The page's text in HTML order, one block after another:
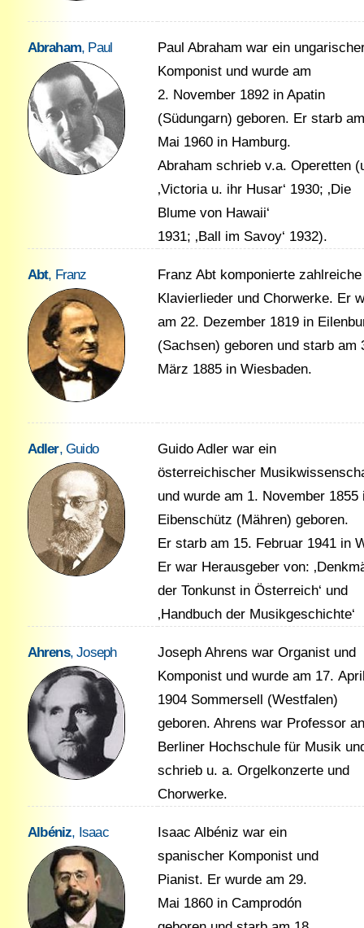
Abraham, Paul
Paul Abraham war ein
Komponist und wurde am
2. November 1892 in Apatin
(Südungarn) geboren. Er starb
Mai 1960 in Hamburg.
Abraham schrieb v.a. Operetten
‚Victoria u. ihr Husar‘ 1930; ‚Die
Blume von Hawaii‘
1931; ‚Ball im Savoy‘ 1932).
Abt, Franz
Franz Abt komponierte zahlreiche
Klavierlieder und Chorwerke. Er
am 22. Dezember 1819 in
(Sachsen) geboren und starb am
März 1885 in Wiesbaden.
Adler, Guido
Guido Adler war ein
österreichischer
und wurde am 1. November 1855
Eibenschütz (Mähren) geboren.
Er starb am 15. Februar 1941 in
Er war Herausgeber von:
der Tonkunst in Österreich‘ und
‚Handbuch der Musikgeschichte‘
Ahrens, Joseph
Joseph Ahrens war Organist und
Komponist und wurde am 17.
1904 Sommersell (Westfalen)
geboren. Ahrens war Professor
Berliner Hochschule für Musik
schrieb u. a. Orgelkonzerte und
Chorwerke.
Albéniz, Isaac
Isaac Albéniz war ein
spanischer Komponist und
Pianist. Er wurde am 29.
Mai 1860 in Camprodón